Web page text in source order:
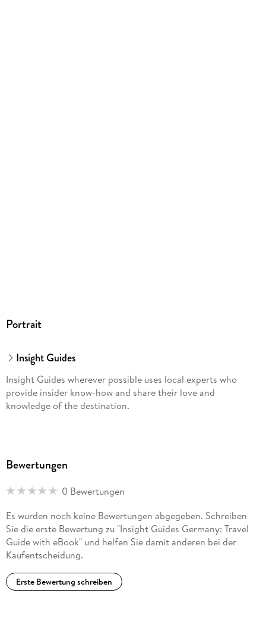
Portrait
Insight Guides
Insight Guides wherever possible uses local experts who
provide insider know-how and share their love and
knowledge of the destination.
Bewertungen
0 Bewertungen
Es wurden noch keine Bewertungen abgegeben. Schreiben
Sie die erste Bewertung zu "Insight Guides Germany: Travel
Guide with eBook" und helfen Sie damit anderen bei der
Kaufentscheidung.
Erste Bewertung schreiben